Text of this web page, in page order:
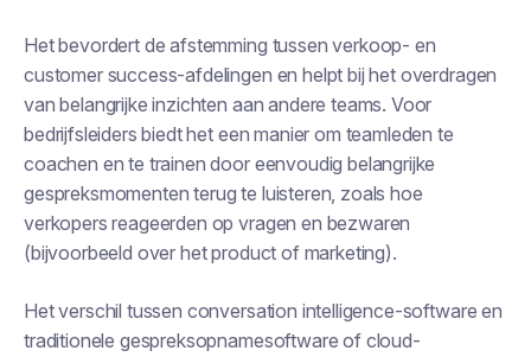
Het bevordert de afstemming tussen verkoop- en
customer success-afdelingen en helpt bij het overdragen
van belangrijke inzichten aan andere teams. Voor
bedrijfsleiders biedt het een manier om teamleden te
coachen en te trainen door eenvoudig belangrijke
gespreksmomenten terug te luisteren, zoals hoe
verkopers reageerden op vragen en bezwaren
(bijvoorbeeld over het product of marketing).
Het verschil tussen conversation intelligence-software en
traditionele gespreksopnamesoftware of cloud-